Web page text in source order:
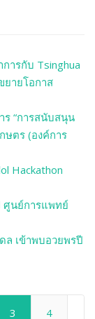
ารกับ Tsinghua
ายโอกาส
ร “การสนับสนุน
ษตร (องค์การ
Hackathon
ศูนย์การแพทย์
เข้าพบอวยพรปี
3 4